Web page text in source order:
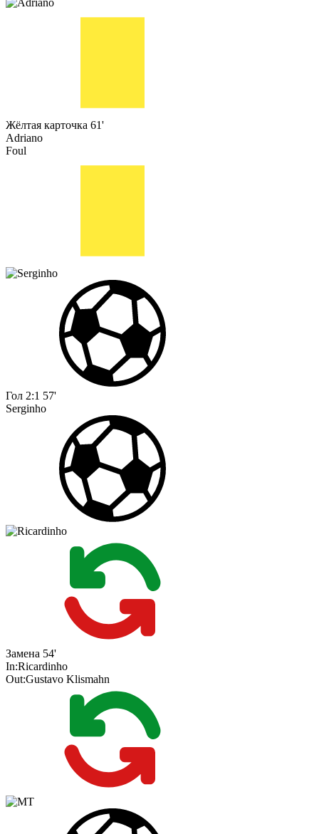
Жёлтая карточка 61'
Adriano
Foul
Гол 2:1 57'
Serginho
Замена 54'
In:Ricardinho
Out:Gustavo Klismahn